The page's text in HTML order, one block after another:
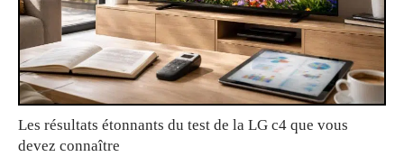
Les résultats étonnants du test de la LG c4 que vous
devez connaître